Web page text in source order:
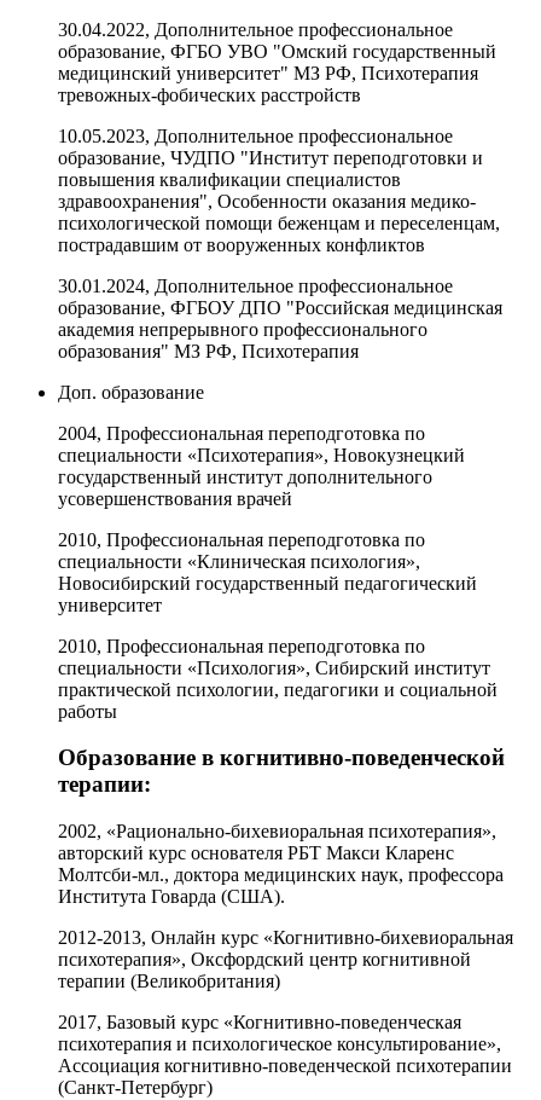
30.04.2022, Дополнительное профессиональное
образование, ФГБО УВО "Омский государственный
медицинский университет" МЗ РФ, Психотерапия
тревожных-фобических расстройств
10.05.2023, Дополнительное профессиональное
образование, ЧУДПО "Институт переподготовки и
повышения квалификации специалистов
здравоохранения", Особенности оказания медико-
психологической помощи беженцам и переселенцам,
пострадавшим от вооруженных конфликтов
30.01.2024, Дополнительное профессиональное
образование, ФГБОУ ДПО "Российская медицинская
академия непрерывного профессионального
образования" МЗ РФ, Психотерапия
Доп. образование
2004, Профессиональная переподготовка по
специальности «Психотерапия», Новокузнецкий
государственный институт дополнительного
усовершенствования врачей
2010, Профессиональная переподготовка по
специальности «Клиническая психология»,
Новосибирский государственный педагогический
университет
2010, Профессиональная переподготовка по
специальности «Психология», Сибирский институт
практической психологии, педагогики и социальной
работы
Образование в когнитивно-поведенческой
терапии:
2002, «Рационально-бихевиоральная психотерапия»,
авторский курс основателя РБТ Макси Кларенс
Молтсби-мл., доктора медицинских наук, профессора
Института Говарда (США).
2012-2013, Онлайн курс «Когнитивно-бихевиоральная
психотерапия», Оксфордский центр когнитивной
терапии (Великобритания)
2017, Базовый курс «Когнитивно-поведенческая
психотерапия и психологическое консультирование»,
Ассоциация когнитивно-поведенческой психотерапии
(Санкт-Петербург)